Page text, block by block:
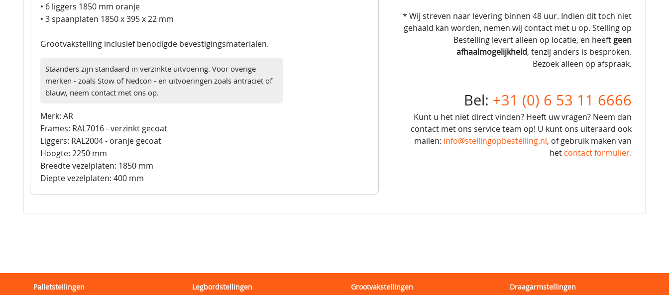
* Wij streven naar levering binnen 48 uur. Indien dit toch niet
gehaald kan worden, nemen wij contact met u op. Stelling op
Bestelling levert alleen op locatie, en heeft geen
afhaalmogelijkheid, tenzij anders is besproken.
Bezoek alleen op afspraak.
Bel: +31 (0) 6 53 11 6666
Kunt u het niet direct vinden? Heeft uw vragen? Neem dan
contact met ons service team op! U kunt ons uiteraard ook
mailen: info@stellingopbestelling.nl, of gebruik maken van
het contact formulier.
• 6 liggers 1850 mm oranje
• 3 spaanplaten 1850 x 395 x 22 mm
Grootvakstelling inclusief benodigde bevestigingsmaterialen.
Staanders zijn standaard in verzinkte uitvoering. Voor overige
merken - zoals Stow of Nedcon - en uitvoeringen zoals antraciet of
blauw, neem contact met ons op.
Merk: AR
Frames: RAL7016 - verzinkt gecoat
Liggers: RAL2004 - oranje gecoat
Hoogte: 2250 mm
Breedte vezelplaten: 1850 mm
Diepte vezelplaten: 400 mm
Palletstellingen
Legbordstellingen
Grootvakstellingen
Draagarmstellingen